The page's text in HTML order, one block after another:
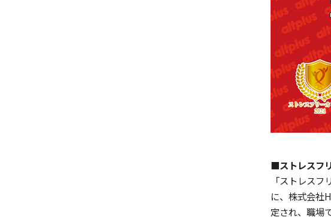
■ストレスフ
「ストレス
に、株式会社
定され、職場